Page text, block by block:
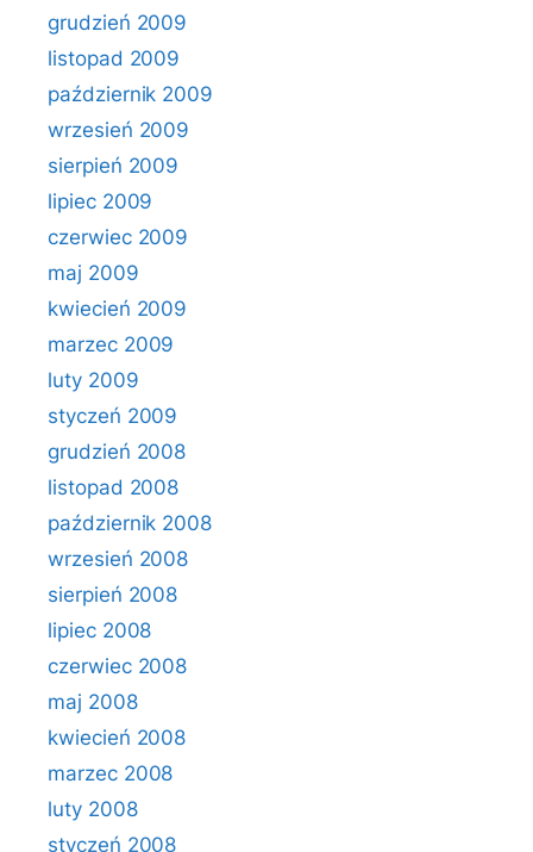
grudzień 2009
listopad 2009
październik 2009
wrzesień 2009
sierpień 2009
lipiec 2009
czerwiec 2009
maj 2009
kwiecień 2009
marzec 2009
luty 2009
styczeń 2009
grudzień 2008
listopad 2008
październik 2008
wrzesień 2008
sierpień 2008
lipiec 2008
czerwiec 2008
maj 2008
kwiecień 2008
marzec 2008
luty 2008
styczeń 2008